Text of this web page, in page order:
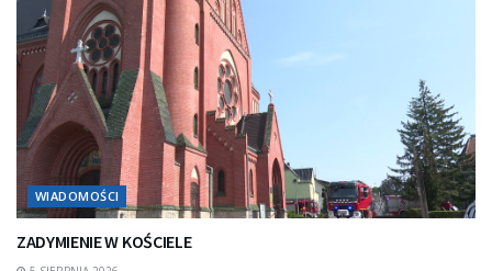
WIADOMOŚCI
ZADYMIENIE W KOŚCIELE